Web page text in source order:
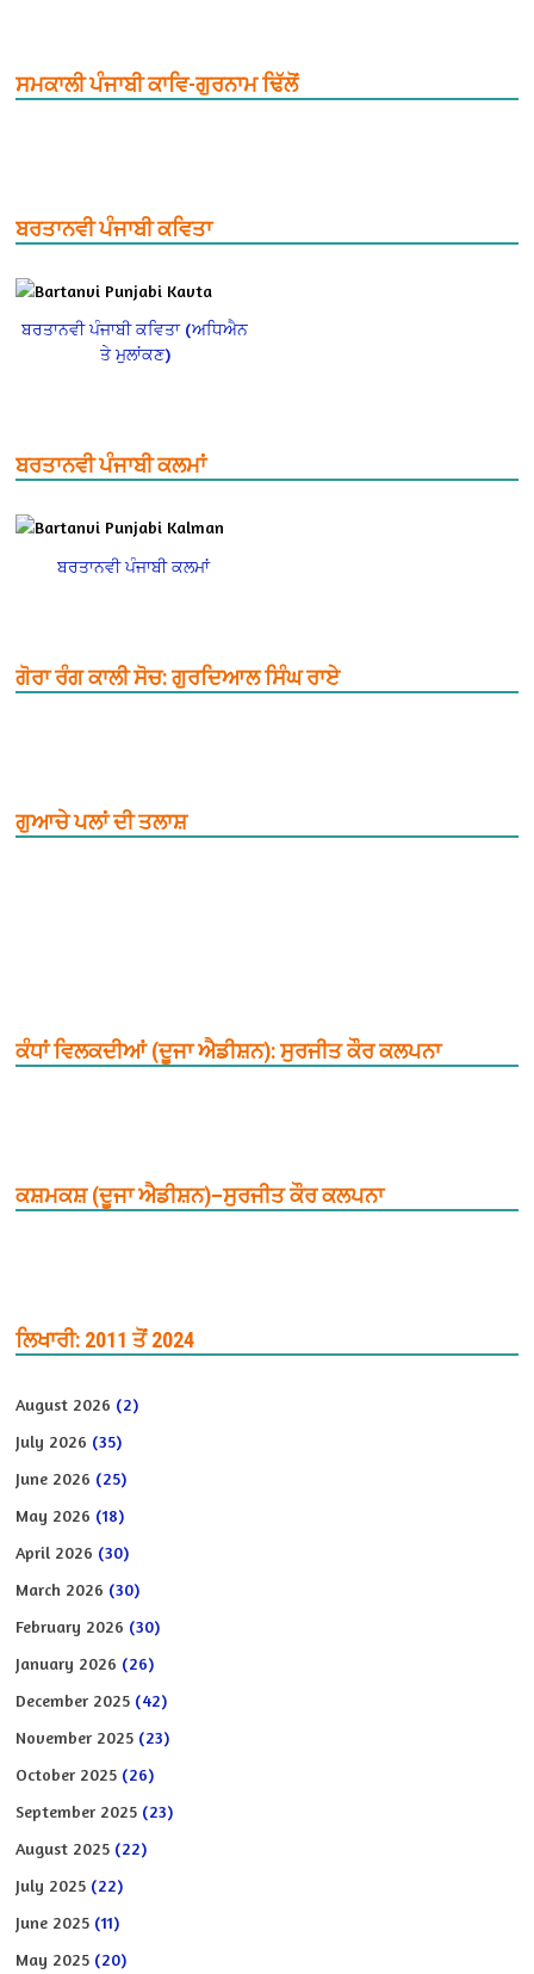
ਸਮਕਾਲੀ ਪੰਜਾਬੀ ਕਾਵਿ-ਗੁਰਨਾਮ ਢਿੱਲੋਂ
ਬਰਤਾਨਵੀ ਪੰਜਾਬੀ ਕਵਿਤਾ
ਬਰਤਾਨਵੀ ਪੰਜਾਬੀ ਕਵਿਤਾ (ਅਧਿਐਨ
ਤੇ ਮੁਲਾਂਕਣ)
ਬਰਤਾਨਵੀ ਪੰਜਾਬੀ ਕਲਮਾਂ
ਬਰਤਾਨਵੀ ਪੰਜਾਬੀ ਕਲਮਾਂ
ਗੋਰਾ ਰੰਗ ਕਾਲੀ ਸੋਚ: ਗੁਰਦਿਆਲ ਸਿੰਘ ਰਾਏ
ਗੁਆਚੇ ਪਲਾਂ ਦੀ ਤਲਾਸ਼
ਕੰਧਾਂ ਵਿਲਕਦੀਆਂ (ਦੂਜਾ ਐਡੀਸ਼ਨ): ਸੁਰਜੀਤ ਕੌਰ ਕਲਪਨਾ
ਕਸ਼ਮਕਸ਼ (ਦੂਜਾ ਐਡੀਸ਼ਨ)–ਸੁਰਜੀਤ ਕੌਰ ਕਲਪਨਾ
ਲਿਖਾਰੀ: 2011 ਤੋਂ 2024
August 2026 (2)
July 2026 (35)
June 2026 (25)
May 2026 (18)
April 2026 (30)
March 2026 (30)
February 2026 (30)
January 2026 (26)
December 2025 (42)
November 2025 (23)
October 2025 (26)
September 2025 (23)
August 2025 (22)
July 2025 (22)
June 2025 (11)
May 2025 (20)